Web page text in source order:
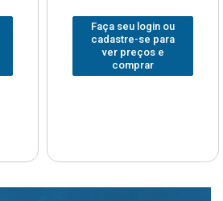
Faça seu login ou
cadastre-se para
ver preços e
comprar